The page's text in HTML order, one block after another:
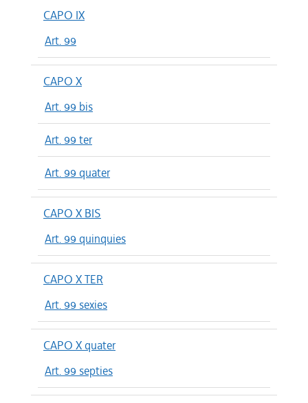
CAPO IX
Art. 99
CAPO X
Art. 99 bis
Art. 99 ter
Art. 99 quater
CAPO X BIS
Art. 99 quinquies
CAPO X TER
Art. 99 sexies
CAPO X quater
Art. 99 septies